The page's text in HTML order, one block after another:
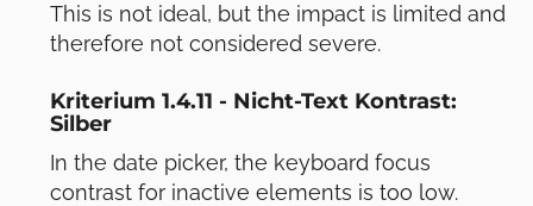
This is not ideal, but the impact is limited and
therefore not considered severe.
Kriterium 1.4.11 - Nicht-Text Kontrast:
Silber
In the date picker, the keyboard focus
contrast for inactive elements is too low.